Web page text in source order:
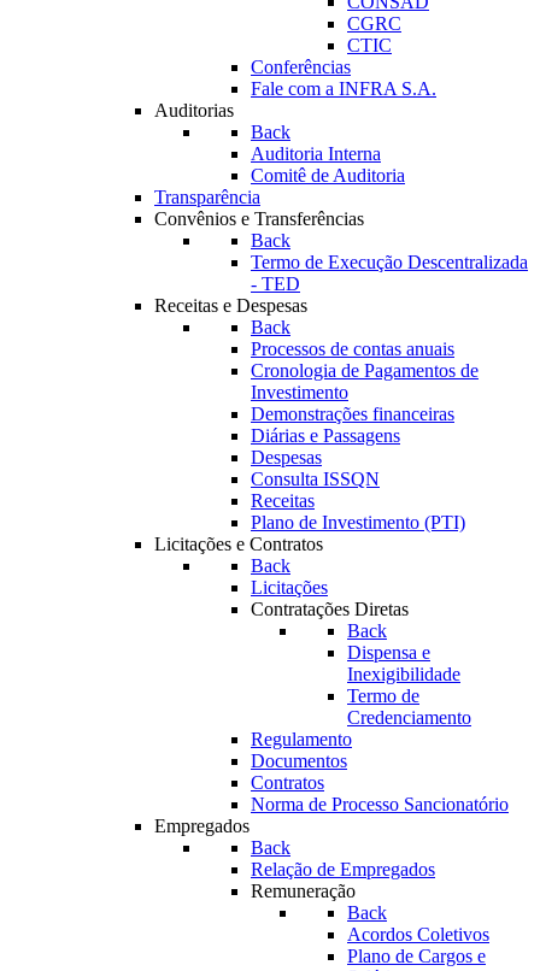
CGRC
CTIC
Conferências
Fale com a INFRA S.A.
Auditorias
Back
Auditoria Interna
Comitê de Auditoria
Transparência
Convênios e Transferências
Back
Termo de Execução Descentralizada
- TED
Receitas e Despesas
Back
Processos de contas anuais
Cronologia de Pagamentos de
Investimento
Demonstrações financeiras
Diárias e Passagens
Despesas
Consulta ISSQN
Receitas
Plano de Investimento (PTI)
Licitações e Contratos
Back
Licitações
Contratações Diretas
Back
Dispensa e
Inexigibilidade
Termo de
Credenciamento
Regulamento
Documentos
Contratos
Norma de Processo Sancionatório
Empregados
Back
Relação de Empregados
Remuneração
Back
Acordos Coletivos
Plano de Cargos e